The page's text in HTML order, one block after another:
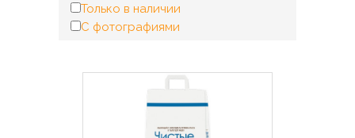
Только в наличии
С фотографиями